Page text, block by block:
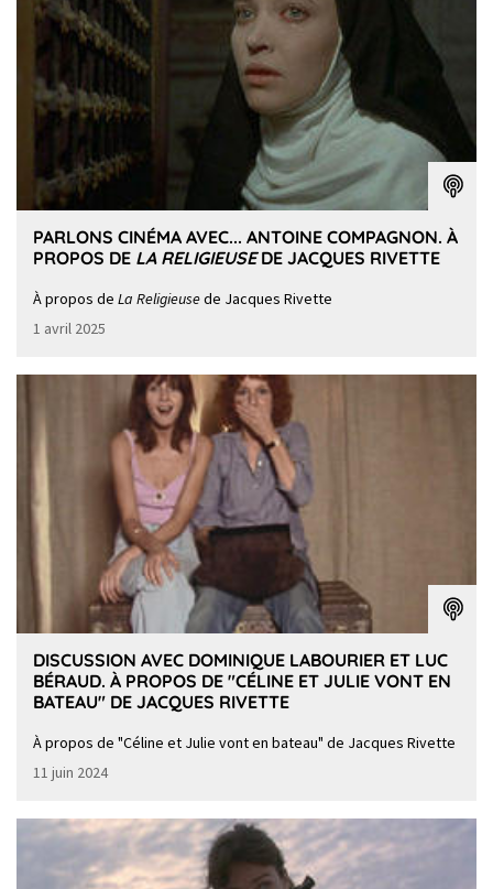
PARLONS CINÉMA AVEC... ANTOINE COMPAGNON. À
PROPOS DE LA RELIGIEUSEDE JACQUES RIVETTE
À propos de La Religieusede Jacques Rivette
1 avril 2025
DISCUSSION AVEC DOMINIQUE LABOURIER ET LUC
BÉRAUD. À PROPOS DE "CÉLINE ET JULIE VONT EN
BATEAU" DE JACQUES RIVETTE
À propos de "Céline et Julie vont en bateau" de Jacques Rivette
11 juin 2024